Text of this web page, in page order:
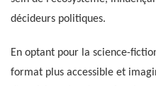
décideurs politiques.
En optant pour la science-
format plus accessible et